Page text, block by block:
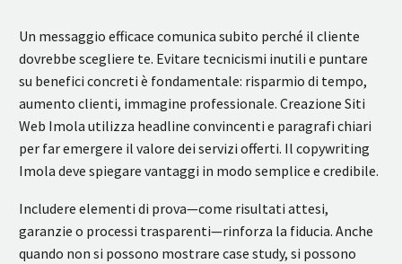
Un messaggio efficace comunica subito perché il cliente
dovrebbe scegliere te. Evitare tecnicismi inutili e puntare
su benefici concreti è fondamentale: risparmio di tempo,
aumento clienti, immagine professionale. Creazione Siti
Web Imola utilizza headline convincenti e paragrafi chiari
per far emergere il valore dei servizi offerti. Il copywriting
Imola deve spiegare vantaggi in modo semplice e credibile.
Includere elementi di prova—come risultati attesi,
garanzie o processi trasparenti—rinforza la fiducia. Anche
quando non si possono mostrare case study, si possono